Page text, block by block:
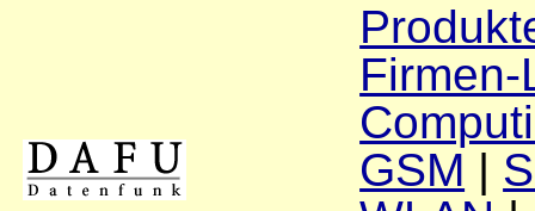
Firmen-
GSM |